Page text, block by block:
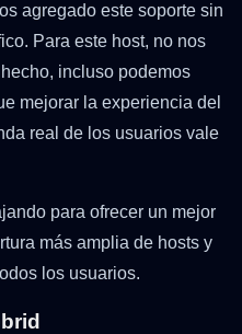
agregado este soporte sin
Para este host, no nos
incluso podemos
mejorar la experiencia del
real de los usuarios vale
para ofrecer un mejor
más amplia de hosts y
los usuarios.